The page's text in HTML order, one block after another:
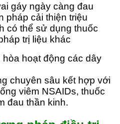
gáy ngày càng đau
pháp cải thiện triệu
có thể sử dụng thuốc
trị liệu khác
hoạt động các dây
chuyên sâu kết hợp với
viêm NSAIDs, thuốc
đau thần kinh.